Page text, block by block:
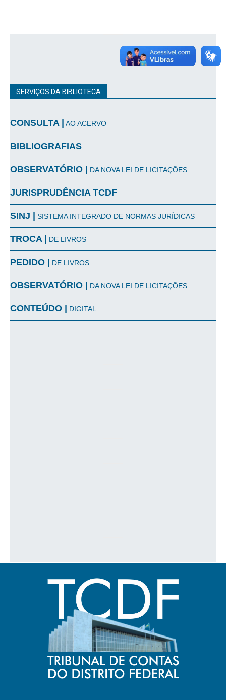
SERVIÇOS DA BIBLIOTECA
CONSULTA | AO ACERVO
BIBLIOGRAFIAS
OBSERVATÓRIO | DA NOVA LEI DE LICITAÇÕES
JURISPRUDÊNCIA TCDF
SINJ | SISTEMA INTEGRADO DE NORMAS JURÍDICAS
TROCA | DE LIVROS
PEDIDO | DE LIVROS
OBSERVATÓRIO | DA NOVA LEI DE LICITAÇÕES
CONTEÚDO | DIGITAL